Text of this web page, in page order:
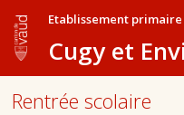
Etablissement
Cugy et
Rentrée scolaire